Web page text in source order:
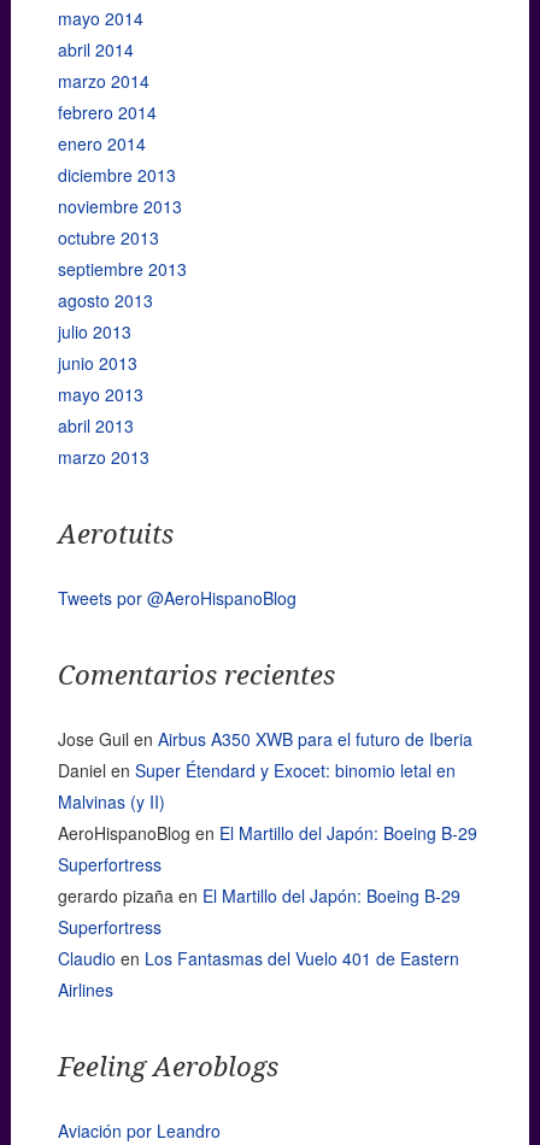
mayo 2014
abril 2014
marzo 2014
febrero 2014
enero 2014
diciembre 2013
noviembre 2013
octubre 2013
septiembre 2013
agosto 2013
julio 2013
junio 2013
mayo 2013
abril 2013
marzo 2013
Aerotuits
Tweets por @AeroHispanoBlog
Comentarios recientes
Jose Guil en Airbus A350 XWB para el futuro de Iberia
Daniel en Super Étendard y Exocet: binomio letal en
Malvinas (y II)
AeroHispanoBlog en El Martillo del Japón: Boeing B-29
Superfortress
gerardo pizaña en El Martillo del Japón: Boeing B-29
Superfortress
Claudio en Los Fantasmas del Vuelo 401 de Eastern
Airlines
Feeling Aeroblogs
Aviación por Leandro